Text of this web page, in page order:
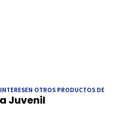
OTROS PRODUCTOS DE
Juvenil